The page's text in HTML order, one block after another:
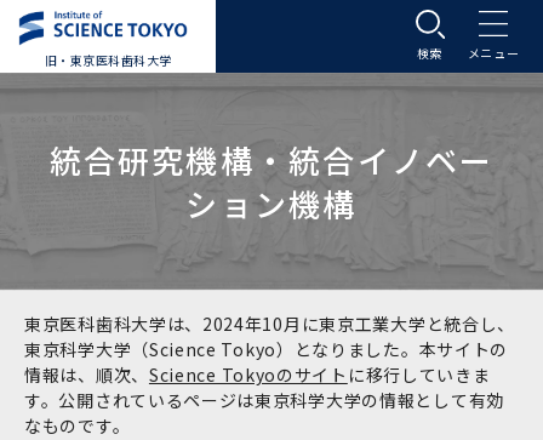
旧・東京医科歯科大学
大学案内トップ
学長メッセージ
基本理念・沿革
基本理念・沿革トップ
東京医科歯科大学の特色
入学案内
入学案内トップ
大学案内
学部受験生向け「大学案内」（冊子）
学生生活
学生生活トップ
Science Tokyo SPRING (医歯学系)
教育研究組織等
教育研究組織等トップ
大学病院
統合研究機構・統合イノベー
ション機構
東京医科歯科大学は、2024年10月に東京工業大学と統合し、
東京科学大学（Science Tokyo）となりました。本サイトの
情報は、順次、 Science Tokyoのサイト に移行していきま
す。公開されているページは東京科学大学の情報として有効
なものです。